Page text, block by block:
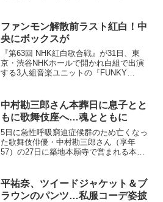
『ソフト＆モイスト』篇、 『エアリー＆
スムース』篇に登場する。 新...
ファンモン解散前ラスト紅白！中
央にボックスが
『第63回 NHK紅白歌合戦』が31日、東
京・渋谷NHKホールで開かれ白組で出演
する3人組音楽ユニットの『FUNKY
ー加藤、モン吉、DJケミカルからなるフ
ァン...
中村勘三郎さん本葬日に息子とと
もに歌舞伎座へ…魂とともに
5日に急性呼吸窮迫症候群のため亡くなっ
た歌舞伎俳優・中村勘三郎さん（享年
57）の27日に築地本願寺で営まれる本葬
あった浅草・隅田公園、松竹本社、新橋
演舞場、そして歌舞伎...
平祐奈、ツイードジャケット＆ブ
ラウンのパンツ…私服コーデ姿披